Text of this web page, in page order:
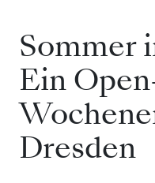
Sommer
Ein
Dresden